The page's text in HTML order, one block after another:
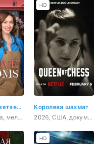
Когда расцветает любовь
2021, Канада, мелодрама, комедия
Королева шахмат
2026, США, документальный, биография
HD
HD